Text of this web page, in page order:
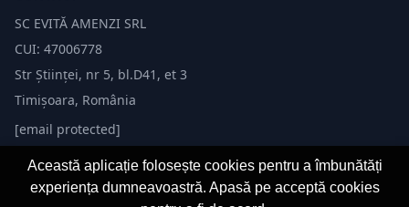
SC EVITĂ AMENZI SRL
CUI: 47006778
Str Științei, nr 5, bl.D41, et 3
Timișoara, România
[email protected]
Această aplicație folosește cookies pentru a îmbunătăți
experiența dumneavoastră. Apasă pe acceptă cookies